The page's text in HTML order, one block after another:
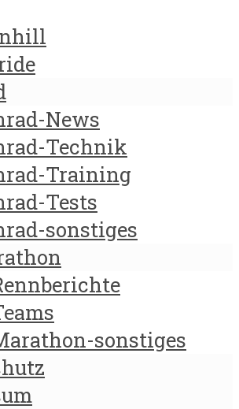
News
Technik
Training
Tests
sonstiges
sonstiges